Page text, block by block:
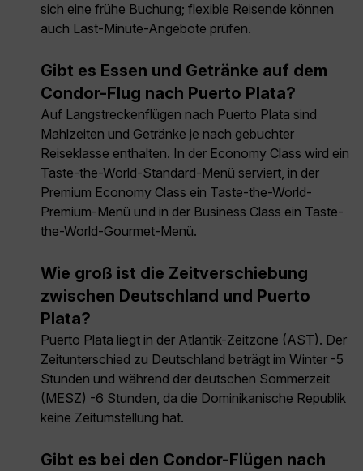
sich eine frühe Buchung; flexible Reisende können
auch Last-Minute-Angebote prüfen.
Gibt es Essen und Getränke auf dem
Condor-Flug nach Puerto Plata?
Auf Langstreckenflügen nach Puerto Plata sind
Mahlzeiten und Getränke je nach gebuchter
Reiseklasse enthalten. In der Economy Class wird ein
Taste-the-World-Standard-Menü serviert, in der
Premium Economy Class ein Taste-the-World-
Premium-Menü und in der Business Class ein Taste-
the-World-Gourmet-Menü.
Wie groß ist die Zeitverschiebung
zwischen Deutschland und Puerto
Plata?
Puerto Plata liegt in der Atlantik-Zeitzone (AST). Der
Zeitunterschied zu Deutschland beträgt im Winter -5
Stunden und während der deutschen Sommerzeit
(MESZ) -6 Stunden, da die Dominikanische Republik
keine Zeitumstellung hat.
Gibt es bei den Condor-Flügen nach